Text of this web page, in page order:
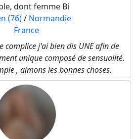
dont femme Bi
(76)/ Normandie
France
complice j'ai bien dis UNE afin de
unique composé de sensualité.
, aimons les bonnes choses.